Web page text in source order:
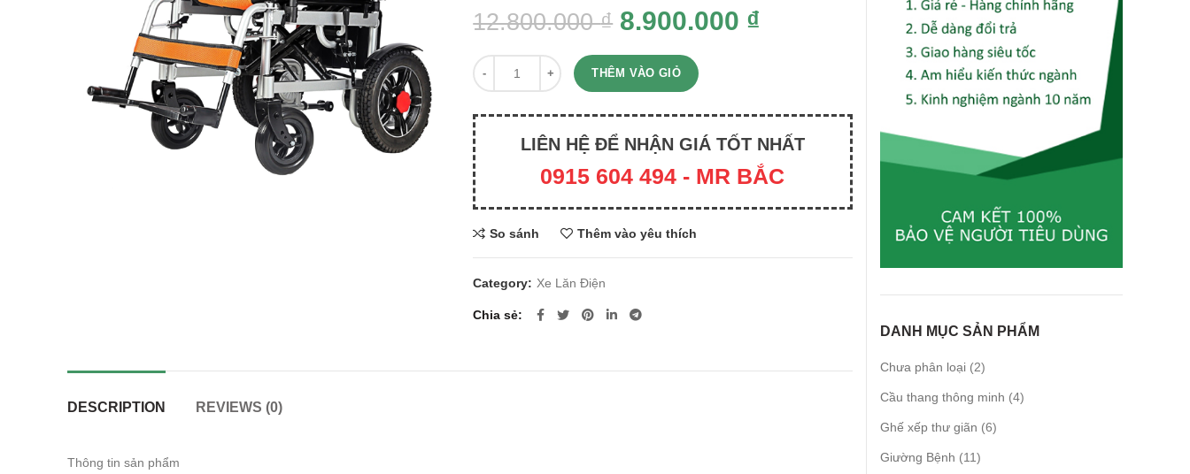
12.800.000₫ 8.900.000 ₫
Quantity
THÊM VÀO GIỎ
LIÊN HỆ ĐỂ NHẬN GIÁ TỐT NHẤT
0915 604 494 - MR BẮC
So sánh Thêm vào yêu thích
Category: Xe Lăn Điện
Chia sẻ
DESCRIPTION REVIEWS (0)
Thông tin sản phẩm
DANH MỤC SẢN PHẨM
Chưa phân loại 22
Cầu thang thông minh 44
Ghế xếp thư giãn 66
Giường Bệnh 1111